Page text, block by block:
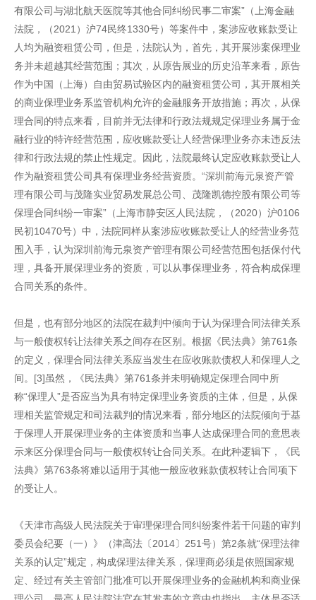
有限公司与湖北航天医院等其他合同纠纷民事二审案”（上海金融
法院，（2021）沪74民终1330号）等案件中，案涉应收账款受让
人均为融资租赁公司，但是，法院认为，首先，其开展涉案保理业
务并未超越其经营范围；其次，从原告展业的历史沿革来看，原告
作为中国（上海）自由贸易试验区内的融资租赁公司，其开展相关
的商业保理业务系监管机构允许的金融服务开放措施；再次，从保
理合同的特点来看，目前并无法律和行政法规规定保理业务属于金
融行业的特许经营范围，应收账款受让人经营保理业务亦未违反法
律和行政法规的禁止性规定。因此，法院最终认定应收账款受让人
作为融资租赁公司具有保理业务经营资质。“深圳前海元泉资产管
理有限公司与茂隆实业贸易发展总公司、茂隆凯德控股有限公司等
保理合同纠纷一审案”（上海市静安区人民法院，（2020）沪0106
民初10470号）中，法院同样从案涉应收账款受让人的经营业务范
围入手，认为深圳前海元泉资产管理有限公司经营范围包括保付代
理，具备开展保理业务的资质，可以从事保理业务，符合构成保理
合同关系的条件。
但是，也有部分地区的法院在裁判中倾向于认为保理合同法律关系
与一般债权转让法律关系之间存在区别。根据《民法典》第761条
的定义，保理合同法律关系应当发生在应收账款债权人和保理人之
间。[3]虽然，《民法典》第761条并未明确规定保理合同中所
称“保理人”是否应当为具有特定保理业务资质的主体，但是，从保
理相关监管规定和司法裁判的情况来看，部分地区的法院倾向于基
于保理人开展保理业务的主体资质和当事人达成保理合同的意思表
示来区分保理合同与一般债权转让合同关系。在此种逻辑下，《民
法典》第763条将难以适用于其他一般应收账款债权转让合同项下
的受让人。
《天津市高级人民法院关于审理保理合同纠纷案件若干问题的审判
委员会纪要（一）》（津高法〔2014〕251号）第2条就“保理法律
关系的认定”规定，构成保理法律关系，保理商必须是依照国家规
定、经过有关主管部门批准可以开展保理业务的金融机构和商业保